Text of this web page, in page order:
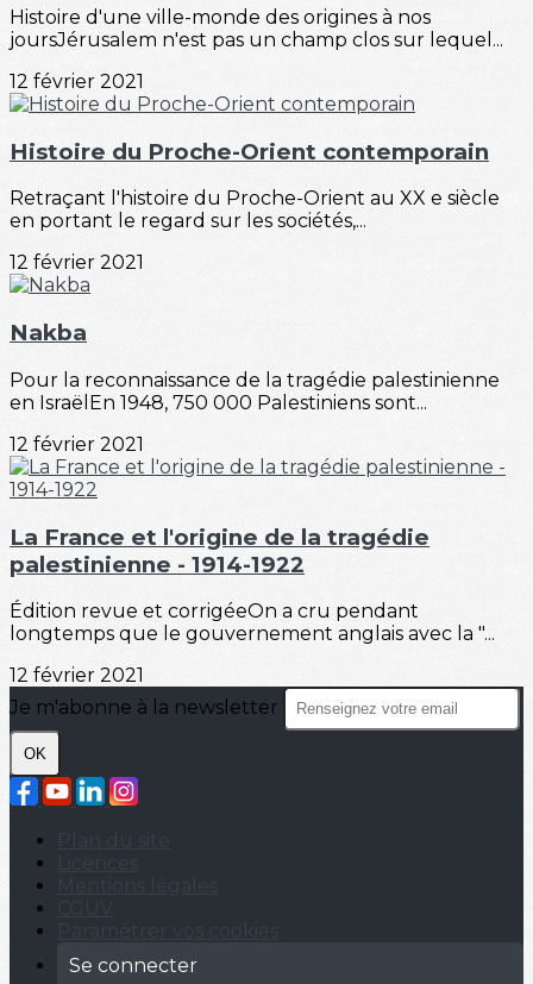
Histoire d'une ville-monde des origines à nos
joursJérusalem n'est pas un champ clos sur lequel...
12 février 2021
Histoire du Proche-Orient contemporain
Retraçant l'histoire du Proche-Orient au XX e siècle
en portant le regard sur les sociétés,...
12 février 2021
Nakba
Pour la reconnaissance de la tragédie palestinienne
en IsraëlEn 1948, 750 000 Palestiniens sont...
12 février 2021
La France et l'origine de la tragédie
palestinienne - 1914-1922
Édition revue et corrigéeOn a cru pendant
longtemps que le gouvernement anglais avec la "...
12 février 2021
Je m'abonne à la newsletter
OK
Se connecter